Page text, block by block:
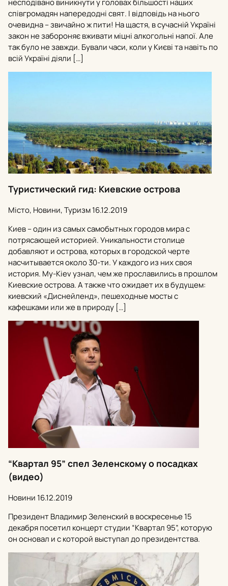
співгромадян напередодні свят. І відповідь на нього
очевидна – звичайно ж пити! На щастя, в сучасній Україні
закон не забороняє вживати міцні алкогольні напої. Але
так було не завжди. Бували часи, коли у Києві та навіть по
всій Україні діяли […]
Туристический гид: Киевские острова
Місто, Новини, Туризм16.12.2019
Киев – один из самых самобытных городов мира с
потрясающей историей. Уникальности столице
добавляют и острова, которых в городской черте
насчитывается около 30-ти. У каждого из них своя
история. My-Kiev узнал, чем же прославились в прошлом
Киевские острова. А также что ожидает их в будущем:
киевский «Диснейленд», пешеходные мосты с
кафешками или же в природу […]
“Квартал 95” спел Зеленскому о посадках
(видео)
Новини 16.12.2019
Президент Владимир Зеленский в воскресенье 15
декабря посетил концерт студии “Квартал 95”, которую
он основал и с которой выступал до президентства.